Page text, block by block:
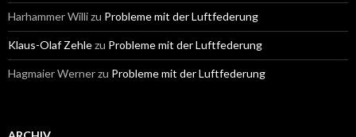
Harhammer Willizu Probleme mit der Luftfederung
Klaus-Olaf Zehlezu Probleme mit der Luftfederung
Hagmaier Wernerzu Probleme mit der Luftfederung